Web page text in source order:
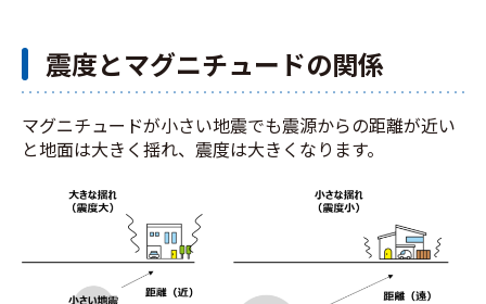
震度とマグニチュードの関係
マグニチュードが小さい地震でも震源からの距離が近い
と地面は大きく揺れ、震度は大きくなります。